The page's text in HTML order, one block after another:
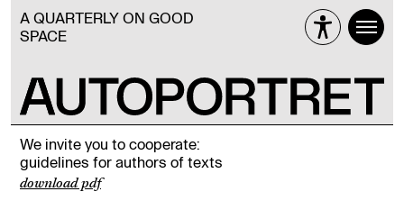
A QUARTERLY ON GOOD
SPACE
We invite you to cooperate:
guidelines for authors of texts
download pdf